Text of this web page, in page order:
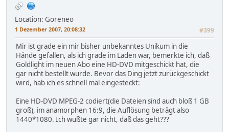
Location: Goreneo
1 Dezember 2007, 20:08:32 #399
Mir ist grade ein mir bisher unbekanntes Unikum in die
Hände gefallen, als ich grade im Laden war, bemerkte ich, daß
Goldlight im neuen Abo eine HD-DVD mitgeschickt hat, die
gar nicht bestellt wurde. Bevor das Ding jetzt zurückgeschickt
wird, hab ich es schnell mal eingesteckt:
Eine HD-DVD MPEG-2 codiert(die Dateien sind auch bloß 1 GB
groß), im anamorphen 16:9, die Auflösung beträgt also
1440*1080. Ich wußte gar nicht, daß das geht???